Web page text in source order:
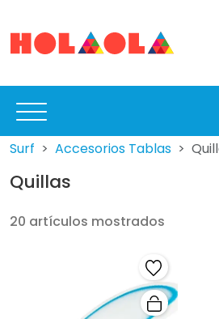
Surf Accesorios Tablas
Quillas
20 artículos mostrados